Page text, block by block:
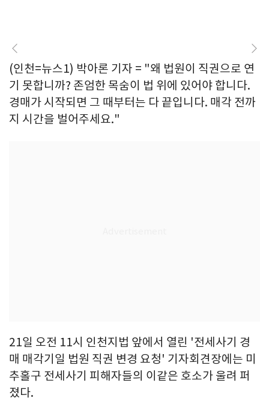
(인천=뉴스1) 박아론 기자 = "왜 법원이 직권으로 연
기 못합니까? 존엄한 목숨이 법 위에 있어야 합니다.
경매가 시작되면 그 때부터는 다 끝입니다. 매각 전까
지 시간을 벌어주세요."
21일 오전 11시 인천지법 앞에서 열린 '전세사기 경
매 매각기일 법원 직권 변경 요청' 기자회견장에는 미
추홀구 전세사기 피해자들의 이같은 호소가 울려 퍼
졌다.